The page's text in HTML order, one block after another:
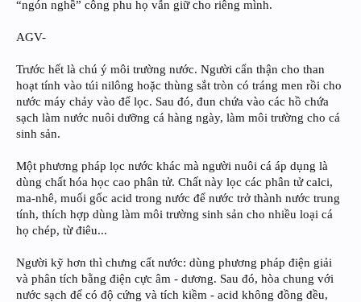
“ngón nghề” công phu họ vẫn giữ cho riêng mình.
AGV-
Trước hết là chú ý môi trường nước. Người cẩn thận cho than
hoạt tính vào túi nilông hoặc thùng sắt tròn có tráng men rồi cho
nước máy chảy vào để lọc. Sau đó, đun chứa vào các hồ chứa
sạch làm nước nuôi dưỡng cá hàng ngày, làm môi trường cho cá
sinh sản.
Một phương pháp lọc nước khác mà người nuôi cá áp dụng là
dùng chất hóa học cao phân tử. Chất này lọc các phân tử calci,
ma-nhê, muối gốc acid trong nước để nước trở thành nước trung
tính, thích hợp dùng làm môi trường sinh sản cho nhiều loại cá
họ chép, từ điêu...
Người kỹ hơn thì chưng cất nước: dùng phương pháp điện giải
và phân tích bằng điện cực âm - dương. Sau đó, hòa chung với
nước sạch để có độ cứng và tích kiềm - acid không đồng đều,